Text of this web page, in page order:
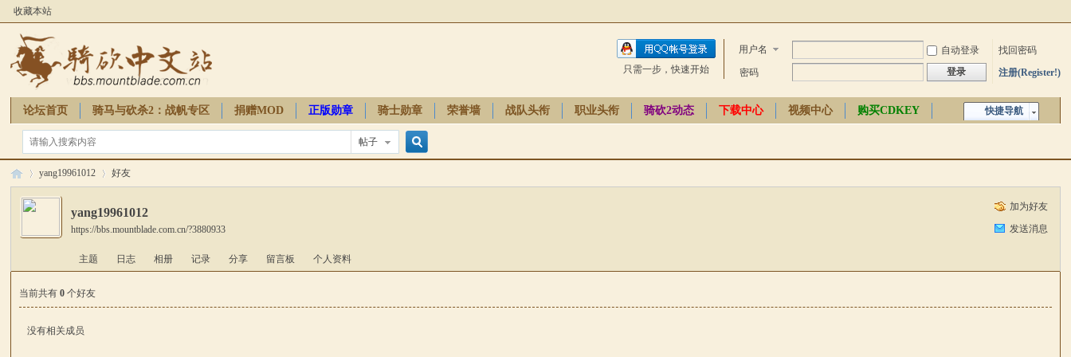
收藏本站
用户名 自动登录
找回密码
密码
登录 注册(Register!)
只需一步，快速开始
快捷导航
论坛首页 骑马与砍杀2：战帆专区 捐赠MOD 正版勋章 骑士勋章 荣誉墙 战队头衔 职业头衔 骑砍2动态 下载中心 视频中心
购买CDKEY
骑砍周边
帖子
›
yang19961012 好友
加为好友
发送消息
yang19961012
https://bbs.mountblade.com.cn/?3880933
主题 日志 相册 记录 分享 留言板 个人资料
当前共有0 个好友
没有相关成员